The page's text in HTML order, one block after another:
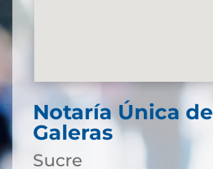
Notaría Única de
Galeras
Sucre